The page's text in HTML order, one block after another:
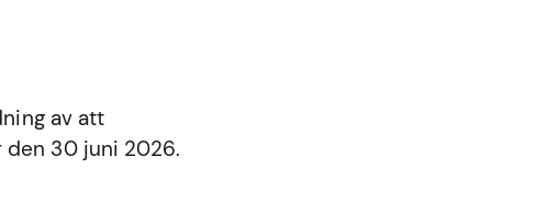
av att
30 juni 2026.